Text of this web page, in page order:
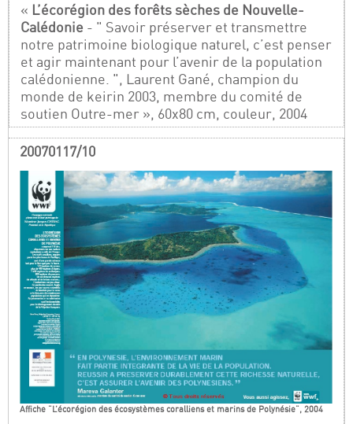
« L’écorégion des forêts sèches de Nouvelle-
Calédonie - " Savoir préserver et transmettre
notre patrimoine biologique naturel, c’est penser
et agir maintenant pour l’avenir de la population
calédonienne. ", Laurent Gané, champion du
monde de keirin 2003, membre du comité de
soutien Outre-mer », 60x80 cm, couleur, 2004
20070117/10
Affiche "L’écorégion des écosystèmes coralliens et marins de Polynésie", 2004